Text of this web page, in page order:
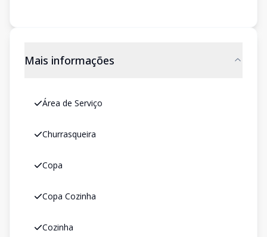
Mais informações
Área de Serviço
Churrasqueira
Copa
Copa Cozinha
Cozinha